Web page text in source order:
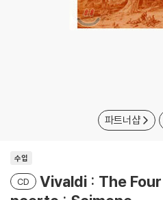
파트너샵
수입
CD
Vivaldi : The